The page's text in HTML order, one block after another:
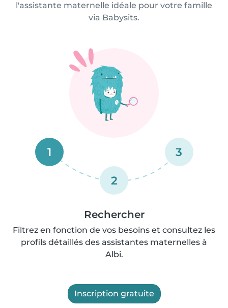
l'assistante maternelle idéale pour votre famille
via Babysits.
1
2
3
Rechercher
Filtrez en fonction de vos besoins et consultez les
profils détaillés des assistantes maternelles à
Albi.
Inscription gratuite